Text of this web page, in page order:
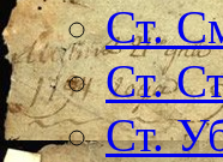
Ст.
Ст.
Ст.